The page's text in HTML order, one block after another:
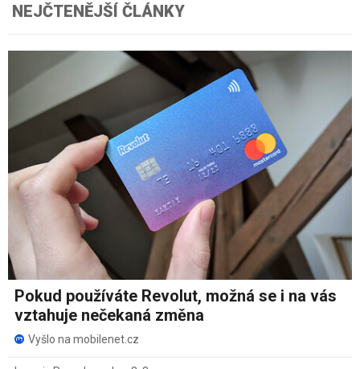
NEJČTENĚJŠÍ ČLÁNKY
Pokud používáte Revolut, možná se i na vás
vztahuje nečekaná změna
Vyšlo na mobilenet.cz